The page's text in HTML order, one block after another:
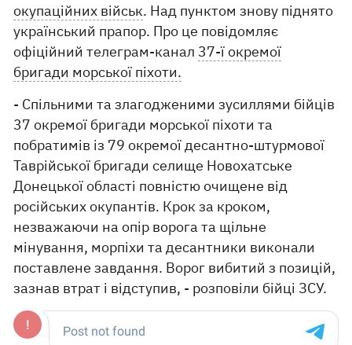
окупаційних військ. Над пунктом знову піднято
український прапор. Про це повідомляє
офіційний телеграм-канал 37-ї окремої
бригади морської піхоти.
- Спільними та злагодженими зусиллями бійців
37 окремої бригади морської піхоти та
побратимів із 79 окремої десантно-штурмової
Таврійської бригади селище Новохатське
Донецької області повністю очищене від
російських окупантів. Крок за кроком,
незважаючи на опір ворога та щільне
мінування, морпіхи та десантники виконали
поставлене завдання. Ворог вибитий з позицій,
зазнав втрат і відступив, - розповіли бійці ЗСУ.